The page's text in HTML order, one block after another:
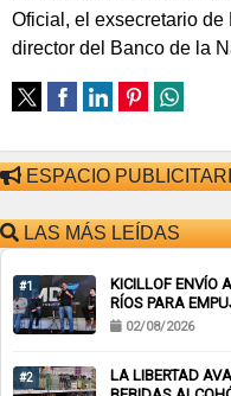
Oficial, el exsecretario
director del Banco de la
ESPACIO
LAS MÁS LEÍDAS
#1
KICILLOF ENVÍO
RÍOS PARA
02/08/2026
#2
LA LIBERTAD